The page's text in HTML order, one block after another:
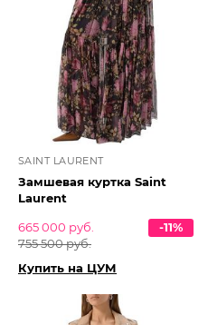
SAINT LAURENT
Замшевая куртка Saint
Laurent
665 000 руб.
755 500 руб.
-11%
Купить на ЦУМ